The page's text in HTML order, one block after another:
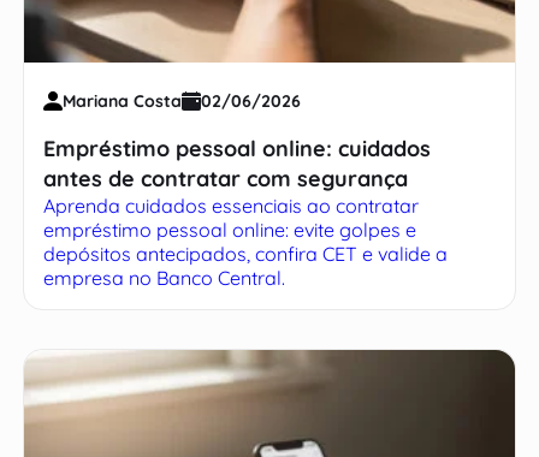
Mariana Costa 02/06/2026
Empréstimo pessoal online: cuidados
antes de contratar com segurança
Aprenda cuidados essenciais ao contratar
empréstimo pessoal online: evite golpes e
depósitos antecipados, confira CET e valide a
empresa no Banco Central.